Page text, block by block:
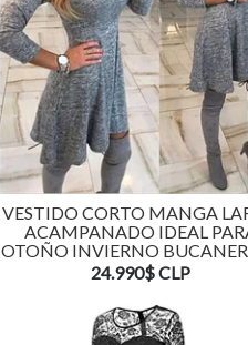
VESTIDO CORTO MANGA
ACAMPANADO IDEAL
OTOÑO INVIERNO
24.990$ CLP